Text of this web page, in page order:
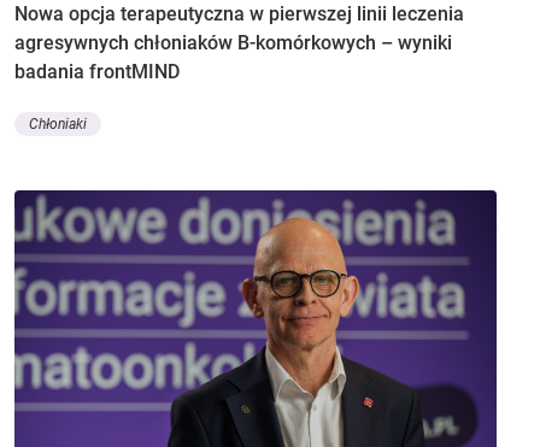
Nowa opcja terapeutyczna w pierwszej linii leczenia
agresywnych chłoniaków B-komórkowych – wyniki
badania frontMIND
Chłoniaki